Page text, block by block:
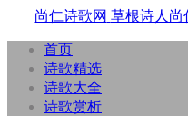
尚仁诗歌网 草根诗人尚
首页
诗歌精选
诗歌大全
诗歌赏析